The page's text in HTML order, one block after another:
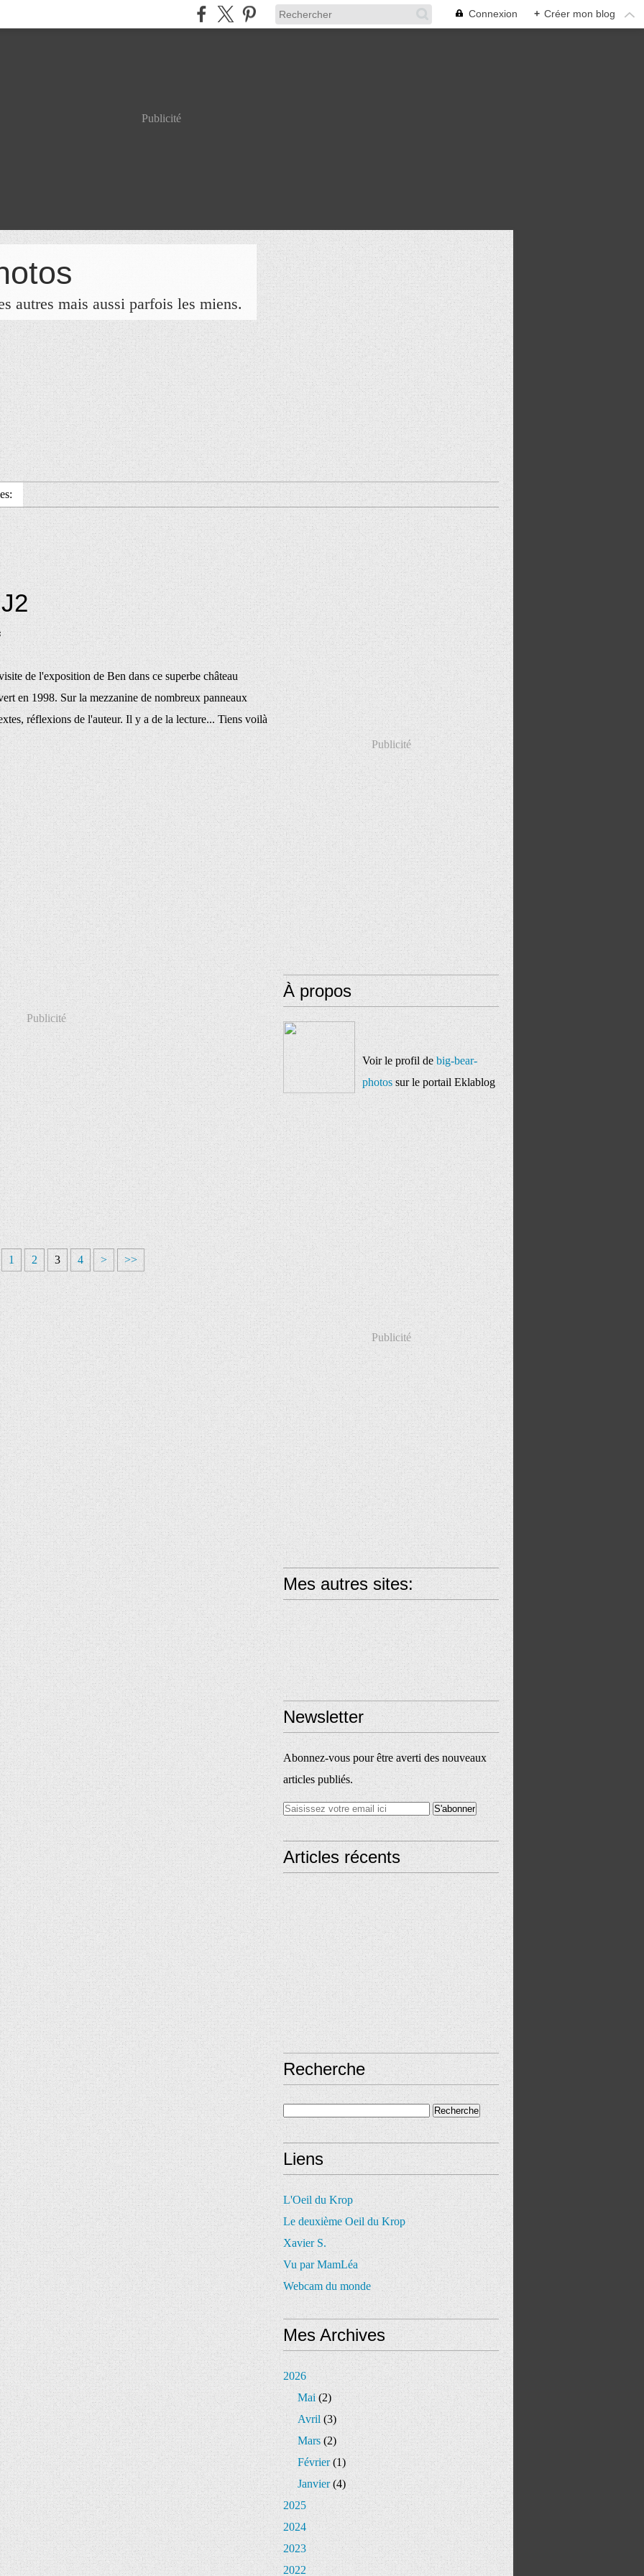
Connexion + Créer mon blog
Publicité
autres mais aussi parfois les miens.
de l'exposition de Ben dans ce superbe château
en 1998. Sur la mezzanine de nombreux panneaux
réflexions de l'auteur. Il y a de la lecture... Tiens voilà
Publicité
1 2 3 4 > >>
Publicité
À propos
Voir le profil debig-bear-
photossur le portail Eklablog
Publicité
Mes autres sites:
Newsletter
Abonnez-vous pour être averti des nouveaux
articles publiés.
Articles récents
Recherche
Liens
L'Oeil du Krop
Le deuxième Oeil du Krop
Xavier S.
Vu par MamLéa
Webcam du monde
Mes Archives
2026
Mai(2)
Avril(3)
Mars(2)
Février(1)
Janvier(4)
2025
2024
2023
2022